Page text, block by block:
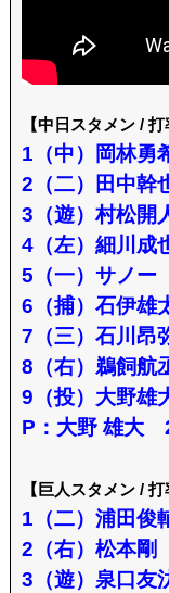
【中日スタメン / 打
1（中）岡林
2（二）田中
3（遊）村松
4（左）細川
5（一）サノ
6（捕）石伊
7（三）石川
8（右）鵜飼
9（投）大野
P：大野 雄大
【巨人スタメン / 打
1（二）浦田
2（右）松本
3（遊）泉口